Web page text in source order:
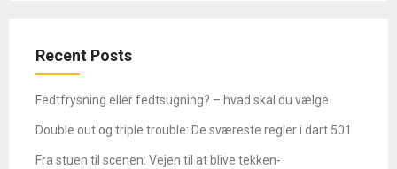
Recent Posts
Fedtfrysning eller fedtsugning? – hvad skal du vælge
Double out og triple trouble: De sværeste regler i dart 501
Fra stuen til scenen: Vejen til at blive tekken-